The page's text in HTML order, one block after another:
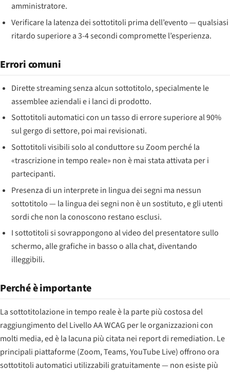
amministratore.
Verificare la latenza dei sottotitoli prima dell’evento — qualsiasi
ritardo superiore a 3-4 secondi compromette l’esperienza.
Errori comuni
Dirette streaming senza alcun sottotitolo, specialmente le
assemblee aziendali e i lanci di prodotto.
Sottotitoli automatici con un tasso di errore superiore al 90%
sul gergo di settore, poi mai revisionati.
Sottotitoli visibili solo al conduttore su Zoom perché la
«trascrizione in tempo reale» non è mai stata attivata per i
partecipanti.
Presenza di un interprete in lingua dei segni ma nessun
sottotitolo — la lingua dei segni non è un sostituto, e gli utenti
sordi che non la conoscono restano esclusi.
I sottotitoli si sovrappongono al video del presentatore sullo
schermo, alle grafiche in basso o alla chat, diventando
illeggibili.
Perché è importante
La sottotitolazione in tempo reale è la parte più costosa del
raggiungimento del Livello AA WCAG per le organizzazioni con
molti media, ed è la lacuna più citata nei report di remediation. Le
principali piattaforme (Zoom, Teams, YouTube Live) offrono ora
sottotitoli automatici utilizzabili gratuitamente — non esiste più